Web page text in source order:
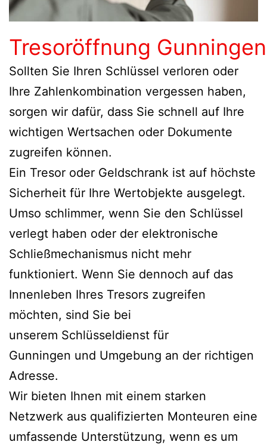
Tresoröffnung Gunningen
Sollten Sie Ihren Schlüssel verloren oder
Ihre Zahlenkombination vergessen haben,
sorgen wir dafür, dass Sie schnell auf Ihre
wichtigen Wertsachen oder Dokumente
zugreifen können.
Ein Tresor oder Geldschrank ist auf höchste
Sicherheit für Ihre Wertobjekte ausgelegt.
Umso schlimmer, wenn Sie den Schlüssel
verlegt haben oder der elektronische
Schließmechanismus nicht mehr
funktioniert. Wenn Sie dennoch auf das
Innenleben Ihres Tresors zugreifen
möchten, sind Sie bei
unserem Schlüsseldienst für
Gunningen und Umgebung an der richtigen
Adresse.
Wir bieten Ihnen mit einem starken
Netzwerk aus qualifizierten Monteuren eine
umfassende Unterstützung, wenn es um